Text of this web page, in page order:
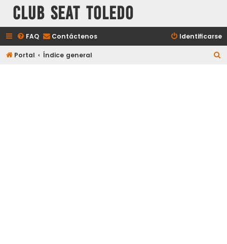
Club Seat Toledo
FAQ Contáctenos Identificarse
Portal Índice general